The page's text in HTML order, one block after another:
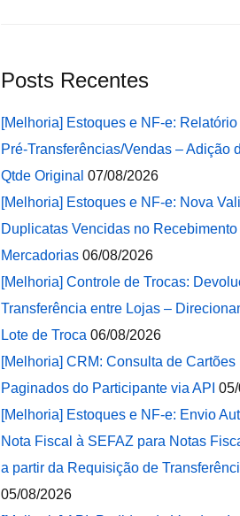
Posts Recentes
[Melhoria] Estoques e NF-e:
Pré-Transferências/Vendas – Adição
Qtde Original 07/08/2026
[Melhoria] Estoques e NF-e: Nova
Duplicatas Vencidas no Recebimento
Mercadorias 06/08/2026
[Melhoria] Controle de Trocas:
Transferência entre Lojas –
Lote de Troca 06/08/2026
[Melhoria] CRM: Consulta de
Paginados do Participante via API
[Melhoria] Estoques e NF-e: Envio
Nota Fiscal à SEFAZ para Notas
a partir da Requisição de
05/08/2026